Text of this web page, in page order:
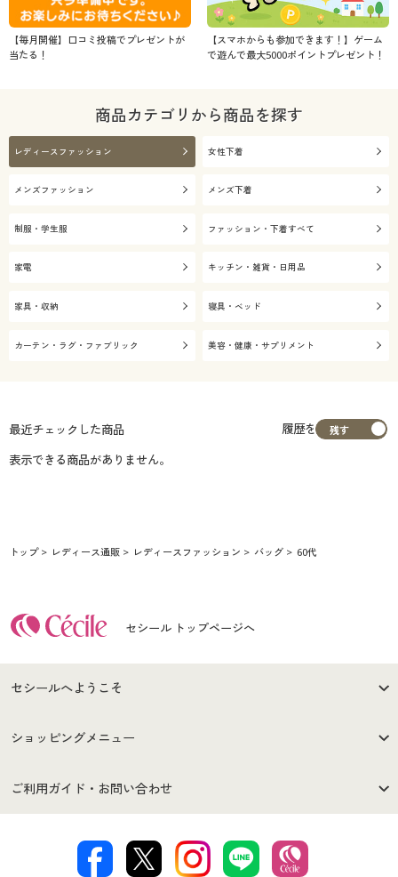
【毎月開催】口コミ投稿でプレゼントが
当たる！
【スマホからも参加できます！】ゲーム
で遊んで最大5000ポイントプレゼント！
商品カテゴリから商品を探す
レディースファッション 女性下着
メンズファッション メンズ下着
制服・学生服 ファッション・下着すべて
家電 キッチン・雑貨・日用品
家具・収納 寝具・ベッド
カーテン・ラグ・ファブリック 美容・健康・サプリメント
最近チェックした商品
履歴を
表示できる商品がありません。
トップ レディース通販 レディースファッション バッグ 60代
セシール トップページへ
セシールへようこそ
はじめての方へ
セシールご利用規約
著作権・商標について 会社案内
ショッピングメニュー
商品カテゴリ
ご利用ガイド・お問い合わせ